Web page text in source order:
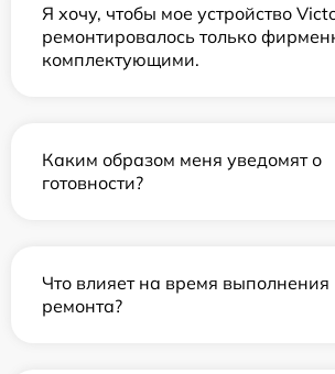
Я хочу, чтобы мое устройство
ремонтировалось только
комплектующими.
Каким образом меня уведомят о
готовности?
Что влияет на время выполнения
ремонта?